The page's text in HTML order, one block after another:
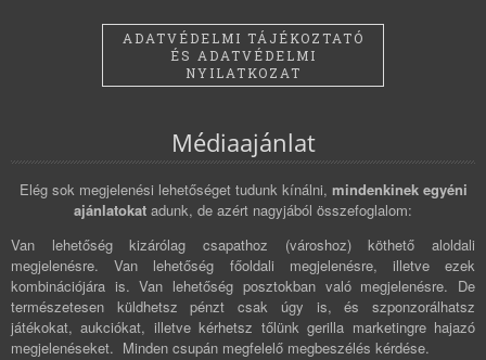
ADATVÉDELMI TÁJÉKOZTATÓ
ÉS ADATVÉDELMI
NYILATKOZAT
Médiaajánlat
Elég sok megjelenési lehetőséget tudunk kínálni, mindenkinek egyéni
ajánlatokat adunk, de azért nagyjából összefoglalom:
Van lehetőség kizárólag csapathoz (városhoz) köthető aloldali
megjelenésre. Van lehetőség főoldali megjelenésre, illetve ezek
kombinációjára is. Van lehetőség posztokban való megjelenésre. De
természetesen küldhetsz pénzt csak úgy is, és szponzorálhatsz
játékokat, aukciókat, illetve kérhetsz tőlünk gerilla marketingre hajazó
megjelenéseket. Minden csupán megfelelő megbeszélés kérdése.